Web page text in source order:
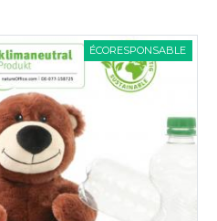
ÉCORESPONSABLE M160953M